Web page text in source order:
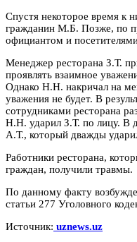
Спустя некоторое время к
гражданин М.Б. Позже, по
официантом и
Менеджер ресторана З.Т.
проявлять взаимное
Однако Н.Н. накричал на
уважения не будет. В
сотрудниками ресторана
Н.Н. ударил З.Т. по лицу. В
А.Т., который дважды
Работники ресторана,
граждан, получили травмы.
По данному факту
статьи 277 Уголовного
Источник: uznews.uz